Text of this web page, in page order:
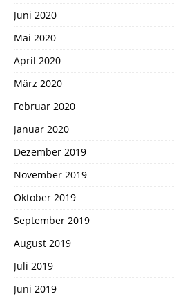
Juni 2020
Mai 2020
April 2020
März 2020
Februar 2020
Januar 2020
Dezember 2019
November 2019
Oktober 2019
September 2019
August 2019
Juli 2019
Juni 2019